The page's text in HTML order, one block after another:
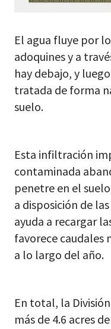
El agua fluye por
adoquines y a
hay debajo, y
tratada de forma
suelo.
Esta infiltración
contaminada
penetre en el
a disposición de
ayuda a recargar
favorece caudales
a lo largo del año.
En total, la
más de 4.6 acres